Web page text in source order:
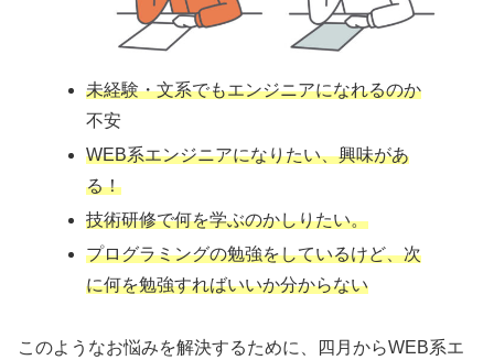
未経験・文系でもエンジニアになれるのか
不安
WEB系エンジニアになりたい、興味があ
る！
技術研修で何を学ぶのかしりたい。
プログラミングの勉強をしているけど、次
に何を勉強すればいいか分からない
このようなお悩みを解決するために、四月からWEB系エ